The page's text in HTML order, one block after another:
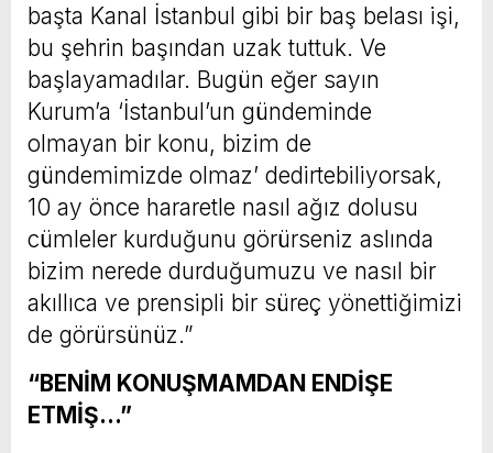
başta Kanal İstanbul gibi bir baş belası işi,
bu şehrin başından uzak tuttuk. Ve
başlayamadılar. Bugün eğer sayın
Kurum’a ‘İstanbul’un gündeminde
olmayan bir konu, bizim de
gündemimizde olmaz’ dedirtebiliyorsak,
10 ay önce hararetle nasıl ağız dolusu
cümleler kurduğunu görürseniz aslında
bizim nerede durduğumuzu ve nasıl bir
akıllıca ve prensipli bir süreç yönettiğimizi
de görürsünüz.”
“BENİM KONUŞMAMDAN ENDİŞE
ETMİŞ…”